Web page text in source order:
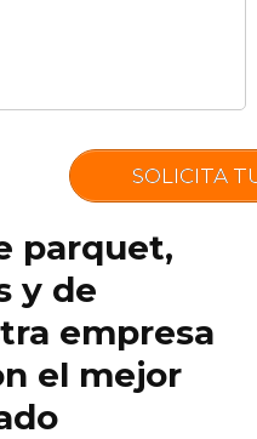
SOLICITA
parquet,
y de
empresa
el mejor